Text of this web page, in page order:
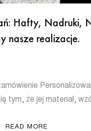
Hafty, Nadruki,
nasze realizacje.
tym, że jej materiał,
READ MORE